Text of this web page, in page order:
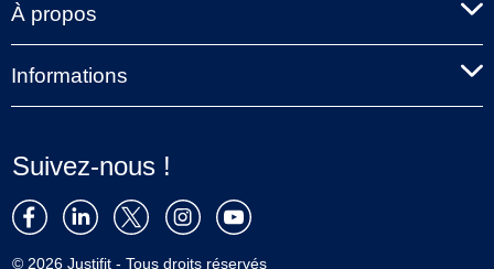
À propos
Informations
Suivez-nous !
© 2026 Justifit - Tous droits réservés